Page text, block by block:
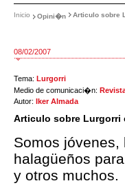
Inicio Opini�n Articulo sobre
08/02/2007
Tema: Lurgorri
Medio de comunicaci�n:
Autor: Iker Almada
Articulo sobre Lurgorri
Somos
halagüeños
y otros muchos.